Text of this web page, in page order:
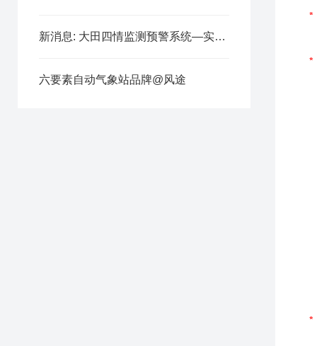
新消息: 大田四情监测预警系统—实时监测农田环境@2023动态已更新
六要素自动气象站品牌@风途